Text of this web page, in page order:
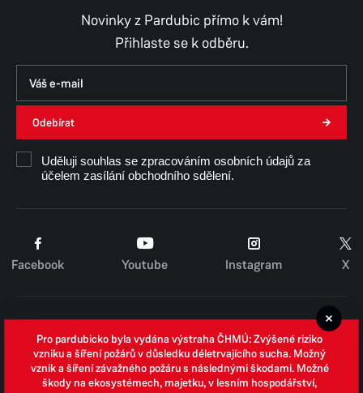
Novinky z Pardubic přímo k vám!
Přihlaste se k odběru.
Odebírat
Uděluji souhlas se zpracováním osobních údajů za
účelem zasílání obchodního sdělení.
Facebook Youtube Instagram X
Zpracování osobních údajů
Whistleblowing
Pro pardubicko byla vydána výstraha ČHMÚ: Zvýšené riziko
vzniku a šíření požárů v důsledku déletrvajícího sucha. Možný
vznik a šíření závažného požáru s následnými škodami. Možné
škody na ekosystémech, majetku, v lesním hospodářství,